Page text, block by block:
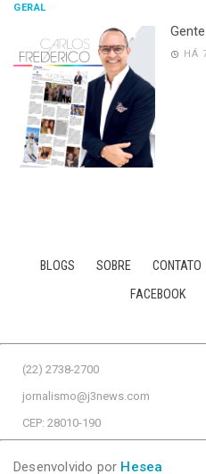
GERAL
HÁ
BLOGS SOBRE CONTATO
FACEBOOK
(22) 2738-2700
jornalismo@j3news.com
CEP: 28010-190
Desenvolvido por Hesea